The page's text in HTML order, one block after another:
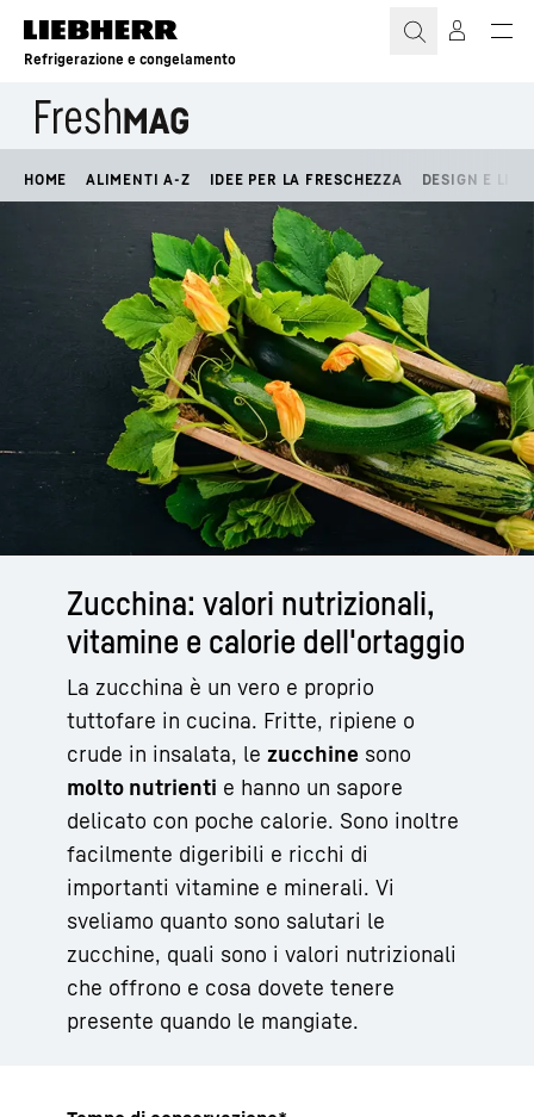
Refrigerazione e congelamento
HOME ALIMENTI A-Z IDEE PER LA FRESCHEZZA DESIGN E
Zucchina: valori nutrizionali,
vitamine e calorie dell'ortaggio
La zucchina è un vero e proprio
tuttofare in cucina. Fritte, ripiene o
crude in insalata, le zucchine sono
molto nutrienti e hanno un sapore
delicato con poche calorie. Sono inoltre
facilmente digeribili e ricchi di
importanti vitamine e minerali. Vi
sveliamo quanto sono salutari le
zucchine, quali sono i valori nutrizionali
che offrono e cosa dovete tenere
presente quando le mangiate.